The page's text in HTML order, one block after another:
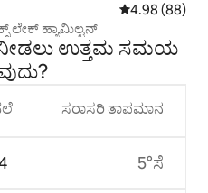
5 ರಲ್ಲಿ 4.98
4.98 (88)
ಲೇಕ್ ಹ್ಯಾಮಿಲ್ಟನ್
ನೀಡಲು ಉತ್ತಮ ಸಮಯ
ಸರಾಸರಿ ತಾಪಮಾನ
5°ಸೆ